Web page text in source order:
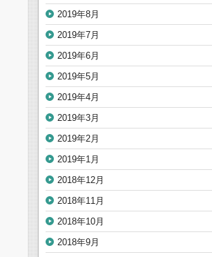
2019年8月
2019年7月
2019年6月
2019年5月
2019年4月
2019年3月
2019年2月
2019年1月
2018年12月
2018年11月
2018年10月
2018年9月